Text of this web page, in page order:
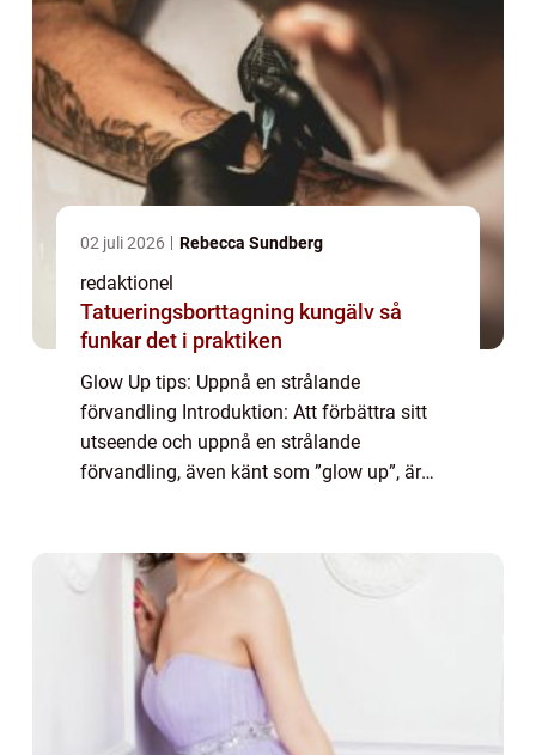
02 juli 2026 Rebecca Sundberg
redaktionel
Tatueringsborttagning kungälv så
funkar det i praktiken
Glow Up tips: Uppnå en strålande
förvandling Introduktion: Att förbättra sitt
utseende och uppnå en strålande
förvandling, även känt som ”glow up”, är
framhä...